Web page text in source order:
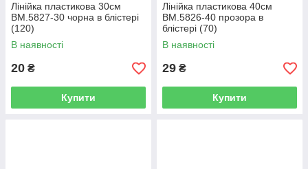
Лінійка пластикова 30см
BM.5827-30 чорна в блістері
(120)
В наявності
20 ₴
Купити
Лінійка пластикова 40см
BM.5826-40 прозора в
блістері (70)
В наявності
29 ₴
Купити